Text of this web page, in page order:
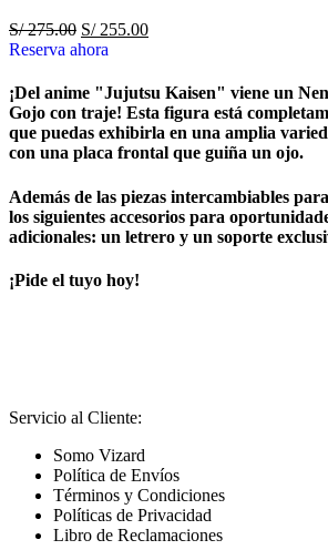
S/275.00 S/255.00
Reserva ahora
¡Del anime "Jujutsu Kaisen" viene un
Gojo con traje! Esta figura está
que puedas exhibirla en una amplia
con una placa frontal que guiña un ojo.
Además de las piezas intercambiables
los siguientes accesorios para
adicionales: un letrero y un soporte
¡Pide el tuyo hoy!
Servicio al Cliente:
Somo Vizard
Política de Envíos
Términos y Condiciones
Políticas de Privacidad
Libro de Reclamaciones